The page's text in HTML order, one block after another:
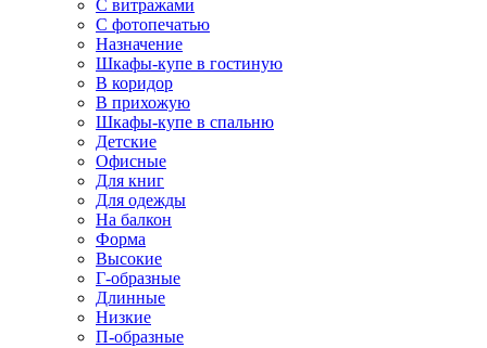
С витражами
С фотопечатью
Назначение
Шкафы-купе в гостиную
В коридор
В прихожую
Шкафы-купе в спальню
Детские
Офисные
Для книг
Для одежды
На балкон
Форма
Высокие
Г-образные
Длинные
Низкие
П-образные